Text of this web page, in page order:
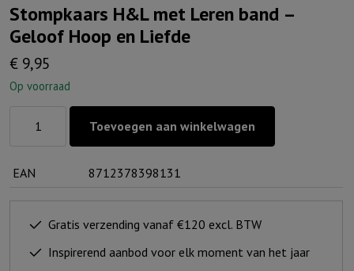
Stompkaars H&L met Leren band –
Geloof Hoop en Liefde
€ 9,95
Op voorraad
Leren
band
Toevoegen aan winkelwagen
EAN 8712378398131
Gratis verzending vanaf €120 excl. BTW
Inspirerend aanbod voor elk moment van het jaar